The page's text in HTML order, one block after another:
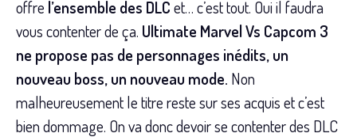
offre l’ensemble des DLCet… c’est tout. Oui il faudra
vous contenter de ça. Ultimate Marvel Vs Capcom 3
ne propose pas de personnages inédits, un
nouveau boss, un nouveau mode. Non
malheureusement le titre reste sur ses acquis et c’est
bien dommage. On va donc devoir se contenter des DLC